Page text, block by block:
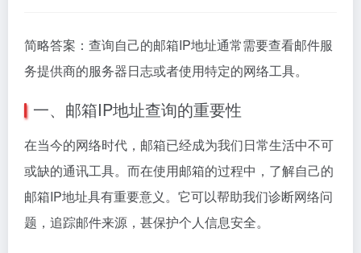
简略答案：查询自己的邮箱IP地址通常需要查看邮件服
务提供商的服务器日志或者使用特定的网络工具。
一、邮箱IP地址查询的重要性
在当今的网络时代，邮箱已经成为我们日常生活中不可
或缺的通讯工具。而在使用邮箱的过程中，了解自己的
邮箱IP地址具有重要意义。它可以帮助我们诊断网络问
题，追踪邮件来源，甚保护个人信息安全。